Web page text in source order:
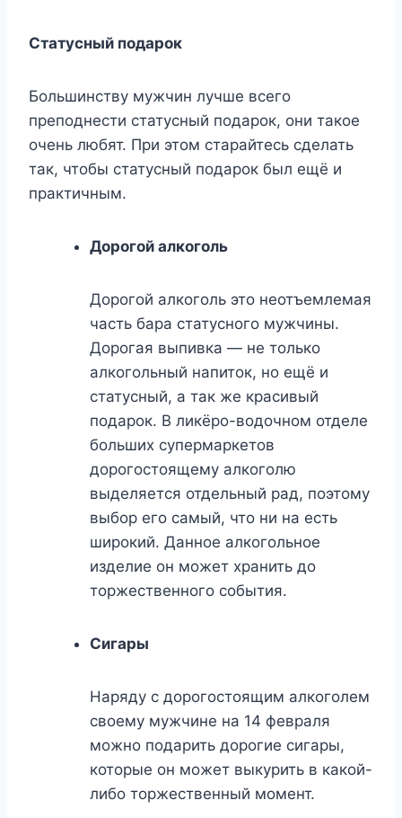
Статусный подарок
Большинству мужчин лучше всего
преподнести статусный подарок, они такое
очень любят. При этом старайтесь сделать
так, чтобы статусный подарок был ещё и
практичным.
Дорогой алкоголь
Дорогой алкоголь это неотъемлемая
часть бара статусного мужчины.
Дорогая выпивка — не только
алкогольный напиток, но ещё и
статусный, а так же красивый
подарок. В ликёро-водочном отделе
больших супермаркетов
дорогостоящему алкоголю
выделяется отдельный рад, поэтому
выбор его самый, что ни на есть
широкий. Данное алкогольное
изделие он может хранить до
торжественного события.
Сигары
Наряду с дорогостоящим алкоголем
своему мужчине на 14 февраля
можно подарить дорогие сигары,
которые он может выкурить в какой-
либо торжественный момент.